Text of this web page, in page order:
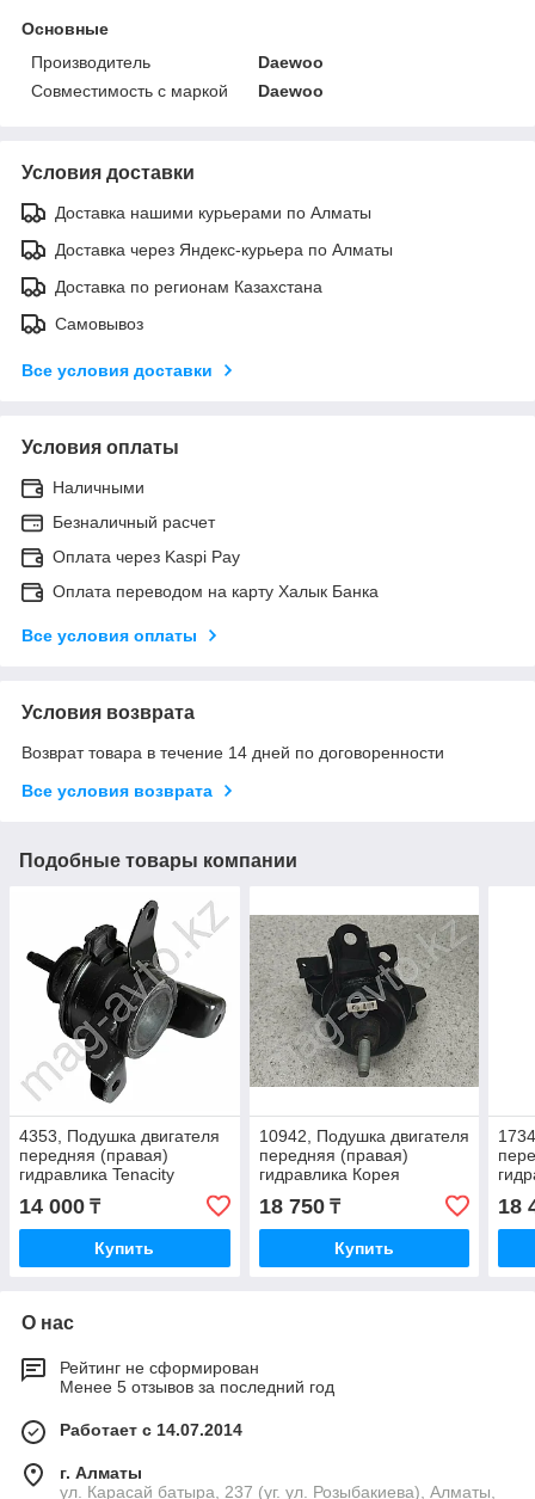
Основные
Производитель
Daewoo
Совместимость с маркой
Daewoo
Условия доставки
Доставка нашими курьерами по Алматы
Доставка через Яндекс-курьера по Алматы
Доставка по регионам Казахстана
Самовывоз
Все условия доставки
Условия оплаты
Наличными
Безналичный расчет
Оплата через Kaspi Pay
Оплата переводом на карту Халык Банка
Все условия оплаты
Условия возврата
Возврат товара в течение 14 дней по договоренности
Все условия возврата
Подобные товары компании
4353, Подушка двигателя
передняя (правая)
гидравлика Tenacity
(корейский дубликат)
21810-2E100
14 000 ₸
Купить
10942, Подушка двигателя
передняя (правая)
гидравлика Корея
(дубликат) 21815-2G000
18 750₸
Купить
18
О нас
Рейтинг не сформирован
Менее 5 отзывов за последний год
Работает с 14.07.2014
г. Алматы
ул. Карасай батыра, 237 (уг. ул. Розыбакиева), Алматы,